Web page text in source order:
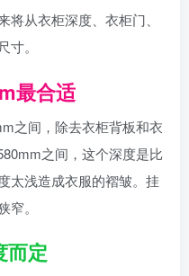
从衣柜深度、衣柜门、
。
最合适
之间，除去衣柜背板和衣
之间，这个深度是比
太浅造成衣服的褶皱。挂
。
而定